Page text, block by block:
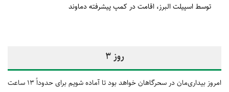
توسط اسپیلت البرز اقامت در کمپ پیشرفته دماوند
روز 3
امروز بیداری‌مان در سحرگاهان خواهد بود تا آماده شویم برای حدوداً 13 ساعت